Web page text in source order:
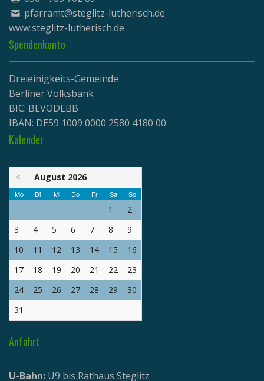
pfarramt@steglitz-lutherisch.de
www.steglitz-lutherisch.de
Spendenkonto
Dreieinigkeits-Gemeinde
Berliner Volksbank
BIC: BEVODEBB
IBAN: DE59 1009 0000 2580 4180 00
Kalender
< August 2026
Mo Di Mi Do Fr Sa So
1
2
3
4 5 6 7 8
9
10
11 12 13 14 15
16
17
18 19 20 21 22
23
24
25 26 27 28 29
30
31
Anfahrt
U-Bahn: U9 bis Rathaus Steglitz